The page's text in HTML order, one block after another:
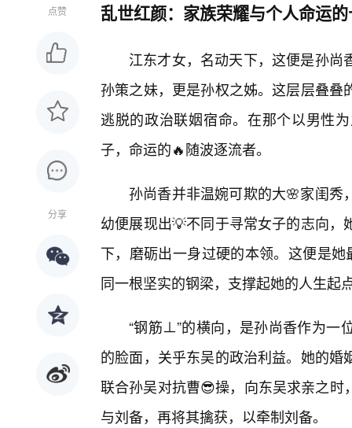
点赞
分享
乱世红颜：家族荣耀与个人命运
江东才女，名动天下，这便是孙
孙策之妹，更是孙权之姊。这层层叠
逃脱的政治联姻宿命。在那个以男性
子，命运的🔥随波逐流者。
孙尚香并非温婉可欺的大🌸家闺秀
幼便展现出💡不同于寻常女子的志向
下，磨砺出一身过硬的本领。这便是
同一根坚实的钢梁，支撑起她的人生起
“钢筋⊥”的横向，是孙尚香作为一
的脸面，关乎东吴的政治利益。她的
联合孙吴对抗曹😎操，向东吴求亲之
与刘备，再将其擒获，以牵制刘备。